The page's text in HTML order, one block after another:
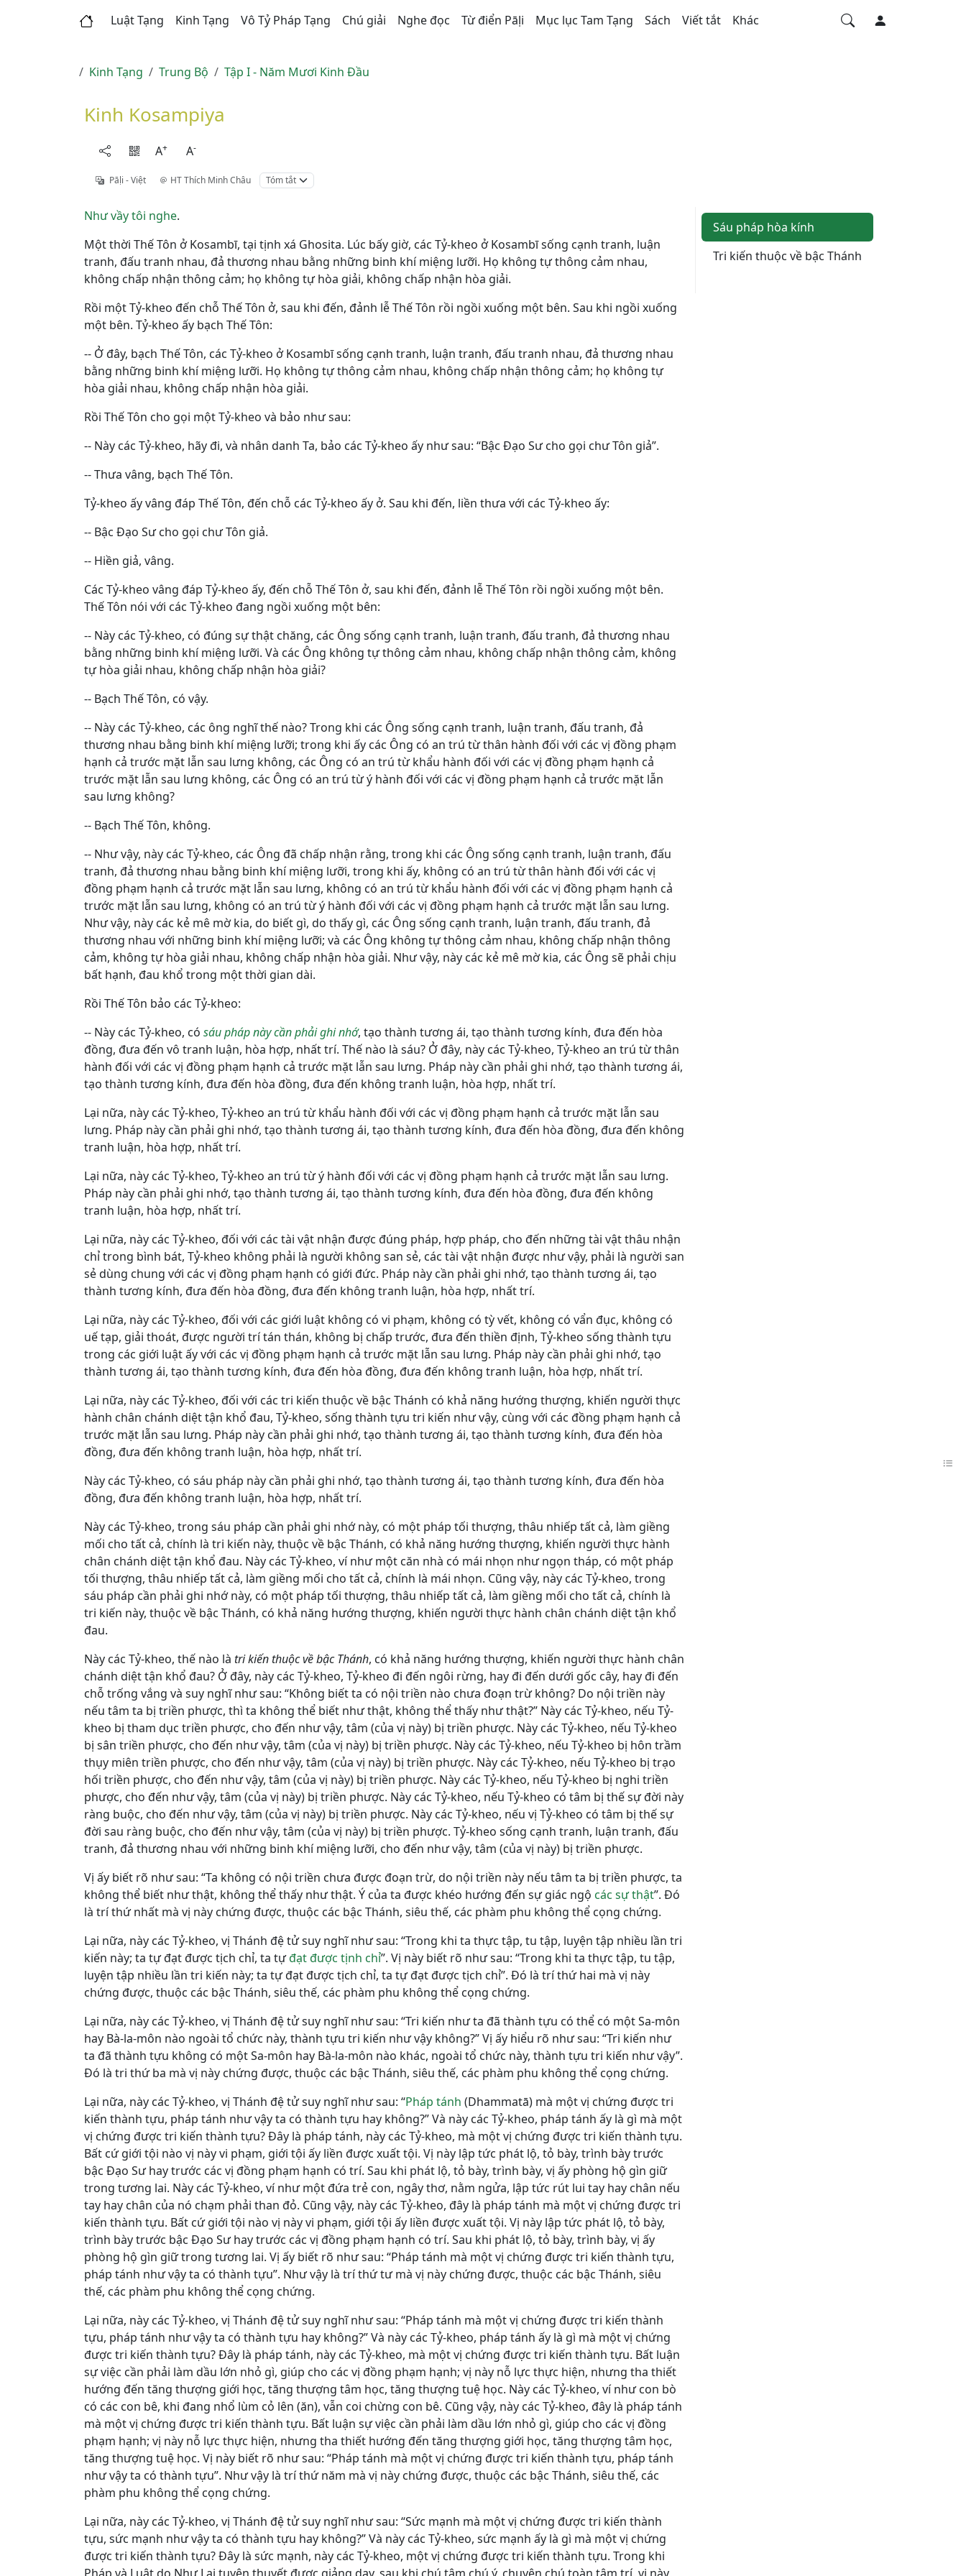
Luật Tạng Kinh Tạng Vô Tỷ Pháp Tạng Chú giải Nghe đọc Từ điển Pāḷi Mục lục Tam Tạng Sách Viết tắt Khác
Kinh Tạng Trung Bộ Tập I - Năm Mươi Kinh Đầu
Kinh Kosampiya
A+ A-
Pāḷi - Việt HT Thích Minh Châu Tóm tắt
Sáu pháp hòa kính
Tri kiến thuộc về bậc Thánh
Như vầy tôi nghe.
Một thời Thế Tôn ở Kosambī, tại tịnh xá Ghosita. Lúc bấy giờ, các Tỷ-kheo ở Kosambī sống cạnh tranh, luận
tranh, đấu tranh nhau, đả thương nhau bằng những binh khí miệng lưỡi. Họ không tự thông cảm nhau,
không chấp nhận thông cảm; họ không tự hòa giải, không chấp nhận hòa giải.
Rồi một Tỷ-kheo đến chỗ Thế Tôn ở, sau khi đến, đảnh lễ Thế Tôn rồi ngồi xuống một bên. Sau khi ngồi xuống
một bên. Tỷ-kheo ấy bạch Thế Tôn:
-- Ở đây, bạch Thế Tôn, các Tỷ-kheo ở Kosambī sống cạnh tranh, luận tranh, đấu tranh nhau, đả thương nhau
bằng những binh khí miệng lưỡi. Họ không tự thông cảm nhau, không chấp nhận thông cảm; họ không tự
hòa giải nhau, không chấp nhận hòa giải.
Rồi Thế Tôn cho gọi một Tỷ-kheo và bảo như sau:
-- Này các Tỷ-kheo, hãy đi, và nhân danh Ta, bảo các Tỷ-kheo ấy như sau: “Bậc Ðạo Sư cho gọi chư Tôn giả”.
-- Thưa vâng, bạch Thế Tôn.
Tỷ-kheo ấy vâng đáp Thế Tôn, đến chỗ các Tỷ-kheo ấy ở. Sau khi đến, liền thưa với các Tỷ-kheo ấy:
-- Bậc Ðạo Sư cho gọi chư Tôn giả.
-- Hiền giả, vâng.
Các Tỷ-kheo vâng đáp Tỷ-kheo ấy, đến chỗ Thế Tôn ở, sau khi đến, đảnh lễ Thế Tôn rồi ngồi xuống một bên.
Thế Tôn nói với các Tỷ-kheo đang ngồi xuống một bên:
-- Này các Tỷ-kheo, có đúng sự thật chăng, các Ông sống cạnh tranh, luận tranh, đấu tranh, đả thương nhau
bằng những binh khí miệng lưỡi. Và các Ông không tự thông cảm nhau, không chấp nhận thông cảm, không
tự hòa giải nhau, không chấp nhận hòa giải?
-- Bạch Thế Tôn, có vậy.
-- Này các Tỷ-kheo, các ông nghĩ thế nào? Trong khi các Ông sống cạnh tranh, luận tranh, đấu tranh, đả
thương nhau bằng binh khí miệng lưỡi; trong khi ấy các Ông có an trú từ thân hành đối với các vị đồng phạm
hạnh cả trước mặt lẫn sau lưng không, các Ông có an trú từ khẩu hành đối với các vị đồng phạm hạnh cả
trước mặt lẫn sau lưng không, các Ông có an trú từ ý hành đối với các vị đồng phạm hạnh cả trước mặt lẫn
sau lưng không?
-- Bạch Thế Tôn, không.
-- Như vậy, này các Tỷ-kheo, các Ông đã chấp nhận rằng, trong khi các Ông sống cạnh tranh, luận tranh, đấu
tranh, đả thương nhau bằng binh khí miệng lưỡi, trong khi ấy, không có an trú từ thân hành đối với các vị
đồng phạm hạnh cả trước mặt lẫn sau lưng, không có an trú từ khẩu hành đối với các vị đồng phạm hạnh cả
trước mặt lẫn sau lưng, không có an trú từ ý hành đối với các vị đồng phạm hạnh cả trước mặt lẫn sau lưng.
Như vậy, này các kẻ mê mờ kia, do biết gì, do thấy gì, các Ông sống cạnh tranh, luận tranh, đấu tranh, đả
thương nhau với những binh khí miệng lưỡi; và các Ông không tự thông cảm nhau, không chấp nhận thông
cảm, không tự hòa giải nhau, không chấp nhận hòa giải. Như vậy, này các kẻ mê mờ kia, các Ông sẽ phải chịu
bất hạnh, đau khổ trong một thời gian dài.
Rồi Thế Tôn bảo các Tỷ-kheo:
-- Này các Tỷ-kheo, có sáu pháp này cần phải ghi nhớ, tạo thành tương ái, tạo thành tương kính, đưa đến hòa
đồng, đưa đến vô tranh luận, hòa hợp, nhất trí. Thế nào là sáu? Ở đây, này các Tỷ-kheo, Tỷ-kheo an trú từ thân
hành đối với các vị đồng phạm hạnh cả trước mặt lẫn sau lưng. Pháp này cần phải ghi nhớ, tạo thành tương ái,
tạo thành tương kính, đưa đến hòa đồng, đưa đến không tranh luận, hòa hợp, nhất trí.
Lại nữa, này các Tỷ-kheo, Tỷ-kheo an trú từ khẩu hành đối với các vị đồng phạm hạnh cả trước mặt lẫn sau
lưng. Pháp này cần phải ghi nhớ, tạo thành tương ái, tạo thành tương kính, đưa đến hòa đồng, đưa đến không
tranh luận, hòa hợp, nhất trí.
Lại nữa, này các Tỷ-kheo, Tỷ-kheo an trú từ ý hành đối với các vị đồng phạm hạnh cả trước mặt lẫn sau lưng.
Pháp này cần phải ghi nhớ, tạo thành tương ái, tạo thành tương kính, đưa đến hòa đồng, đưa đến không
tranh luận, hòa hợp, nhất trí.
Lại nữa, này các Tỷ-kheo, đối với các tài vật nhận được đúng pháp, hợp pháp, cho đến những tài vật thâu nhận
chỉ trong bình bát, Tỷ-kheo không phải là người không san sẻ, các tài vật nhận được như vậy, phải là người san
sẻ dùng chung với các vị đồng phạm hạnh có giới đức. Pháp này cần phải ghi nhớ, tạo thành tương ái, tạo
thành tương kính, đưa đến hòa đồng, đưa đến không tranh luận, hòa hợp, nhất trí.
Lại nữa, này các Tỷ-kheo, đối với các giới luật không có vi phạm, không có tỳ vết, không có vẩn đục, không có
uế tạp, giải thoát, được người trí tán thán, không bị chấp trước, đưa đến thiền định, Tỷ-kheo sống thành tựu
trong các giới luật ấy với các vị đồng phạm hạnh cả trước mặt lẫn sau lưng. Pháp này cần phải ghi nhớ, tạo
thành tương ái, tạo thành tương kính, đưa đến hòa đồng, đưa đến không tranh luận, hòa hợp, nhất trí.
Lại nữa, này các Tỷ-kheo, đối với các tri kiến thuộc về bậc Thánh có khả năng hướng thượng, khiến người thực
hành chân chánh diệt tận khổ đau, Tỷ-kheo, sống thành tựu tri kiến như vậy, cùng với các đồng phạm hạnh cả
trước mặt lẫn sau lưng. Pháp này cần phải ghi nhớ, tạo thành tương ái, tạo thành tương kính, đưa đến hòa
đồng, đưa đến không tranh luận, hòa hợp, nhất trí.
Này các Tỷ-kheo, có sáu pháp này cần phải ghi nhớ, tạo thành tương ái, tạo thành tương kính, đưa đến hòa
đồng, đưa đến không tranh luận, hòa hợp, nhất trí.
Này các Tỷ-kheo, trong sáu pháp cần phải ghi nhớ này, có một pháp tối thượng, thâu nhiếp tất cả, làm giềng
mối cho tất cả, chính là tri kiến này, thuộc về bậc Thánh, có khả năng hướng thượng, khiến người thực hành
chân chánh diệt tận khổ đau. Này các Tỷ-kheo, ví như một căn nhà có mái nhọn như ngọn tháp, có một pháp
tối thượng, thâu nhiếp tất cả, làm giềng mối cho tất cả, chính là mái nhọn. Cũng vậy, này các Tỷ-kheo, trong
sáu pháp cần phải ghi nhớ này, có một pháp tối thượng, thâu nhiếp tất cả, làm giềng mối cho tất cả, chính là
tri kiến này, thuộc về bậc Thánh, có khả năng hướng thượng, khiến người thực hành chân chánh diệt tận khổ
đau.
Này các Tỷ-kheo, thế nào là tri kiến thuộc về bậc Thánh, có khả năng hướng thượng, khiến người thực hành chân
chánh diệt tận khổ đau? Ở đây, này các Tỷ-kheo, Tỷ-kheo đi đến ngôi rừng, hay đi đến dưới gốc cây, hay đi đến
chỗ trống vắng và suy nghĩ như sau: “Không biết ta có nội triền nào chưa đoạn trừ không? Do nội triền này
nếu tâm ta bị triền phược, thì ta không thể biết như thật, không thể thấy như thật?” Này các Tỷ-kheo, nếu Tỷ-
kheo bị tham dục triền phược, cho đến như vậy, tâm (của vị này) bị triền phược. Này các Tỷ-kheo, nếu Tỷ-kheo
bị sân triền phược, cho đến như vậy, tâm (của vị này) bị triền phược. Này các Tỷ-kheo, nếu Tỷ-kheo bị hôn trầm
thụy miên triền phược, cho đến như vậy, tâm (của vị này) bị triền phược. Này các Tỷ-kheo, nếu Tỷ-kheo bị trạo
hối triền phược, cho đến như vậy, tâm (của vị này) bị triền phược. Này các Tỷ-kheo, nếu Tỷ-kheo bị nghi triền
phược, cho đến như vậy, tâm (của vị này) bị triền phược. Này các Tỷ-kheo, nếu Tỷ-kheo có tâm bị thế sự đời này
ràng buộc, cho đến như vậy, tâm (của vị này) bị triền phược. Này các Tỷ-kheo, nếu vị Tỷ-kheo có tâm bị thế sự
đời sau ràng buộc, cho đến như vậy, tâm (của vị này) bị triền phược. Tỷ-kheo sống cạnh tranh, luận tranh, đấu
tranh, đả thương nhau với những binh khí miệng lưỡi, cho đến như vậy, tâm (của vị này) bị triền phược.
Vị ấy biết rõ như sau: “Ta không có nội triền chưa được đoạn trừ, do nội triền này nếu tâm ta bị triền phược, ta
không thể biết như thật, không thể thấy như thật. Ý của ta được khéo hướng đến sự giác ngộ các sự thật”. Ðó
là trí thứ nhất mà vị này chứng được, thuộc các bậc Thánh, siêu thế, các phàm phu không thể cọng chứng.
Lại nữa, này các Tỷ-kheo, vị Thánh đệ tử suy nghĩ như sau: “Trong khi ta thực tập, tu tập, luyện tập nhiều lần tri
kiến này; ta tự đạt được tịch chỉ, ta tựđạt được tịnh chỉ”. Vị này biết rõ như sau: “Trong khi ta thực tập, tu tập,
luyện tập nhiều lần tri kiến này; ta tự đạt được tịch chỉ, ta tự đạt được tịch chỉ”. Ðó là trí thứ hai mà vị này
chứng được, thuộc các bậc Thánh, siêu thế, các phàm phu không thể cọng chứng.
Lại nữa, này các Tỷ-kheo, vị Thánh đệ tử suy nghĩ như sau: “Tri kiến như ta đã thành tựu có thể có một Sa-môn
hay Bà-la-môn nào ngoài tổ chức này, thành tựu tri kiến như vậy không?” Vị ấy hiểu rõ như sau: “Tri kiến như
ta đã thành tựu không có một Sa-môn hay Bà-la-môn nào khác, ngoài tổ chức này, thành tựu tri kiến như vậy”.
Ðó là tri thứ ba mà vị này chứng được, thuộc các bậc Thánh, siêu thế, các phàm phu không thể cọng chứng.
Lại nữa, này các Tỷ-kheo, vị Thánh đệ tử suy nghĩ như sau: “Pháp tánh (Dhammatā) mà một vị chứng được tri
kiến thành tựu, pháp tánh như vậy ta có thành tựu hay không?” Và này các Tỷ-kheo, pháp tánh ấy là gì mà một
vị chứng được tri kiến thành tựu? Ðây là pháp tánh, này các Tỷ-kheo, mà một vị chứng được tri kiến thành tựu.
Bất cứ giới tội nào vị này vi phạm, giới tội ấy liền được xuất tội. Vị này lập tức phát lộ, tỏ bày, trình bày trước
bậc Ðạo Sư hay trước các vị đồng phạm hạnh có trí. Sau khi phát lộ, tỏ bày, trình bày, vị ấy phòng hộ gìn giữ
trong tương lai. Này các Tỷ-kheo, ví như một đứa trẻ con, ngây thơ, nằm ngửa, lập tức rút lui tay hay chân nếu
tay hay chân của nó chạm phải than đỏ. Cũng vậy, này các Tỷ-kheo, đây là pháp tánh mà một vị chứng được tri
kiến thành tựu. Bất cứ giới tội nào vị này vi phạm, giới tội ấy liền được xuất tội. Vị này lập tức phát lộ, tỏ bày,
trình bày trước bậc Ðạo Sư hay trước các vị đồng phạm hạnh có trí. Sau khi phát lộ, tỏ bày, trình bày, vị ấy
phòng hộ gìn giữ trong tương lai. Vị ấy biết rõ như sau: “Pháp tánh mà một vị chứng được tri kiến thành tựu,
pháp tánh như vậy ta có thành tựu”. Như vậy là trí thứ tư mà vị này chứng được, thuộc các bậc Thánh, siêu
thế, các phàm phu không thể cọng chứng.
Lại nữa, này các Tỷ-kheo, vị Thánh đệ tử suy nghĩ như sau: “Pháp tánh mà một vị chứng được tri kiến thành
tựu, pháp tánh như vậy ta có thành tựu hay không?” Và này các Tỷ-kheo, pháp tánh ấy là gì mà một vị chứng
được tri kiến thành tựu? Ðây là pháp tánh, này các Tỷ-kheo, mà một vị chứng được tri kiến thành tựu. Bất luận
sự việc cần phải làm dầu lớn nhỏ gì, giúp cho các vị đồng phạm hạnh; vị này nỗ lực thực hiện, nhưng tha thiết
hướng đến tăng thượng giới học, tăng thượng tâm học, tăng thượng tuệ học. Này các Tỷ-kheo, ví như con bò
có các con bê, khi đang nhổ lùm cỏ lên (ăn), vẫn coi chừng con bê. Cũng vậy, này các Tỷ-kheo, đây là pháp tánh
mà một vị chứng được tri kiến thành tựu. Bất luận sự việc cần phải làm dầu lớn nhỏ gì, giúp cho các vị đồng
phạm hạnh; vị này nỗ lực thực hiện, nhưng tha thiết hướng đến tăng thượng giới học, tăng thượng tâm học,
tăng thượng tuệ học. Vị này biết rõ như sau: “Pháp tánh mà một vị chứng được tri kiến thành tựu, pháp tánh
như vậy ta có thành tựu”. Như vậy là trí thứ năm mà vị này chứng được, thuộc các bậc Thánh, siêu thế, các
phàm phu không thể cọng chứng.
Lại nữa, này các Tỷ-kheo, vị Thánh đệ tử suy nghĩ như sau: “Sức mạnh mà một vị chứng được tri kiến thành
tựu, sức mạnh như vậy ta có thành tựu hay không?” Và này các Tỷ-kheo, sức mạnh ấy là gì mà một vị chứng
được tri kiến thành tựu? Ðây là sức mạnh, này các Tỷ-kheo, một vị chứng được tri kiến thành tựu. Trong khi